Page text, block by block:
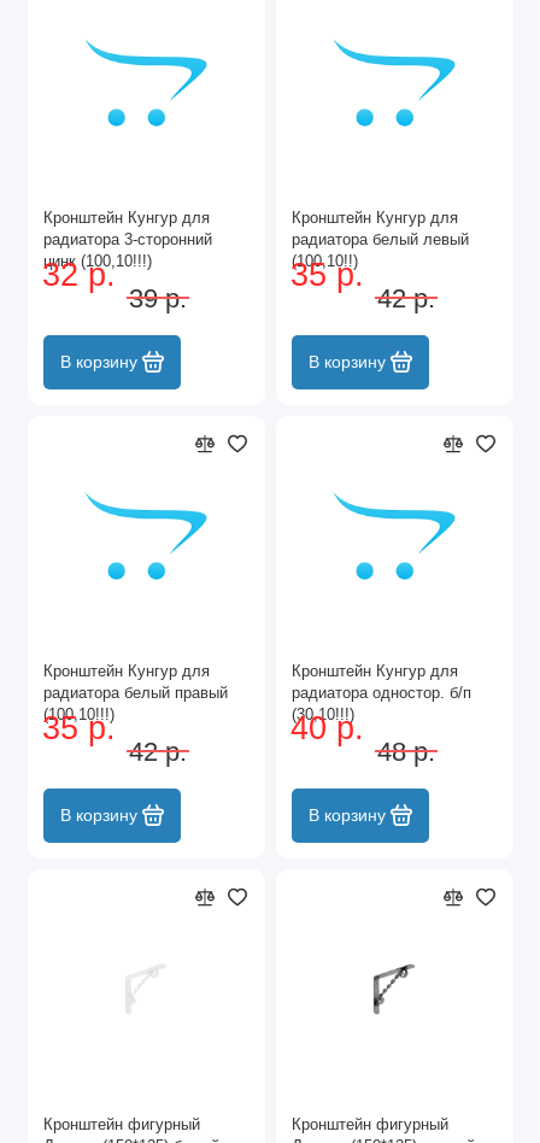
Кронштейн Кунгур для
радиатора 3-сторонний
цинк (100,10!!!)
32 р.
39 р.
В корзину
Кронштейн Кунгур для
радиатора белый левый
(100,10!!)
35 р.
42 р.
В корзину
Кронштейн Кунгур для
радиатора белый правый
(100,10!!!)
35 р.
42 р.
В корзину
Кронштейн Кунгур для
радиатора одностор. б/п
(30,10!!!)
40 р.
48 р.
В корзину
Кронштейн фигурный
Кронштейн фигурный